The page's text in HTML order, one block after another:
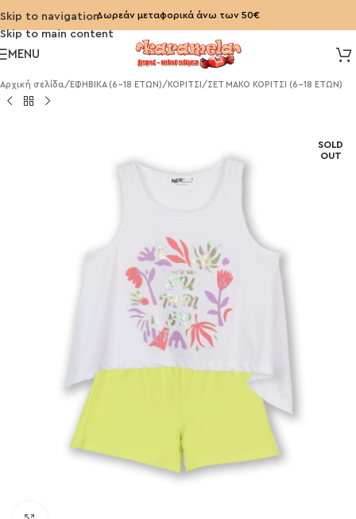
Skip to navigation
Skip to main content
Δωρεάν μεταφορικά άνω των 50€
MENU
Αρχική σελίδα/ ΕΦΗΒΙΚΑ (6-18 ΕΤΩΝ)/ ΚΟΡΙΤΣΙ /ΣΕΤ ΜΑΚΟ ΚΟΡΙΤΣΙ (6-18 ΕΤΩΝ)
SOLD
OUT